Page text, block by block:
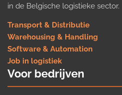
in de Belgische logistieke sector.
Transport & Distributie
Warehousing & Handling
Software & Automation
Job in logistiek
Voor bedrijven